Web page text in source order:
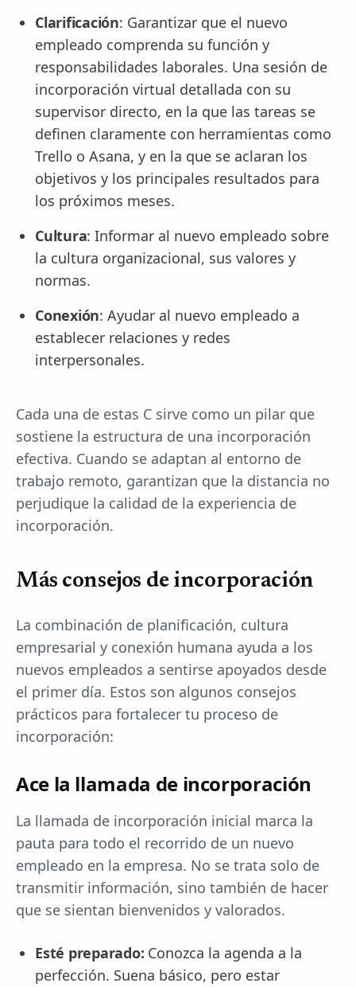
Clarificación: Garantizar que el nuevo
empleado comprenda su función y
responsabilidades laborales. Una sesión de
incorporación virtual detallada con su
supervisor directo, en la que las tareas se
definen claramente con herramientas como
Trello o Asana, y en la que se aclaran los
objetivos y los principales resultados para
los próximos meses.
Cultura: Informar al nuevo empleado sobre
la cultura organizacional, sus valores y
normas.
Conexión: Ayudar al nuevo empleado a
establecer relaciones y redes
interpersonales.
Cada una de estas C sirve como un pilar que
sostiene la estructura de una incorporación
efectiva. Cuando se adaptan al entorno de
trabajo remoto, garantizan que la distancia no
perjudique la calidad de la experiencia de
incorporación.
Más consejos de incorporación
La combinación de planificación, cultura
empresarial y conexión humana ayuda a los
nuevos empleados a sentirse apoyados desde
el primer día. Estos son algunos consejos
prácticos para fortalecer tu proceso de
incorporación:
Ace la llamada de incorporación
La llamada de incorporación inicial marca la
pauta para todo el recorrido de un nuevo
empleado en la empresa. No se trata solo de
transmitir información, sino también de hacer
que se sientan bienvenidos y valorados.
Esté preparado: Conozca la agenda a la
perfección. Suena básico, pero estar